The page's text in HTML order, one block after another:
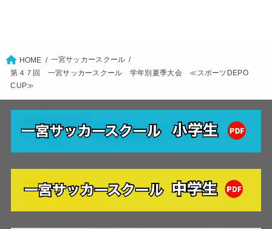
HOME
一宮サッカースクール
第４７回 一宮サッカースクール 学年別夏季大会 ≪スポーツDEPO
CUP≫